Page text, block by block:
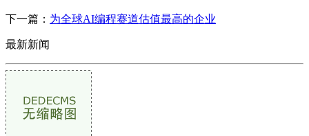
下一篇： 为全球AI编程赛道估值最高的企业
最新新闻